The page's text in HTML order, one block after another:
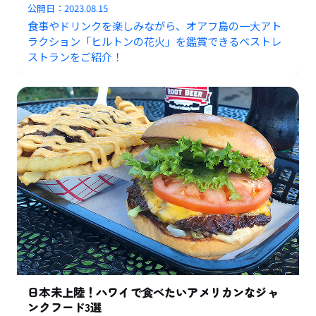
公開日：2023.08.15
食事やドリンクを楽しみながら、オアフ島の一大アト
ラクション「ヒルトンの花火」を鑑賞できるベストレ
ストランをご紹介！
日本未上陸！ハワイで食べたいアメリカンなジャ
ンクフード3選